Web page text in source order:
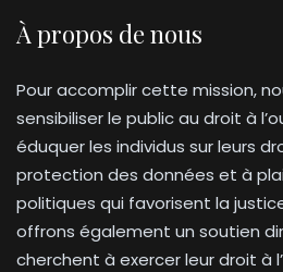
À propos de nous
Pour accomplir cette mission,
sensibiliser le public au droit à
éduquer les individus sur leurs
protection des données et à
politiques qui favorisent la
offrons également un soutien
cherchent à exercer leur droit à